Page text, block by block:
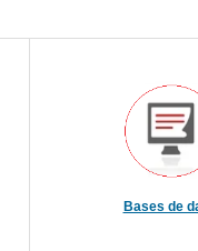
Bases de